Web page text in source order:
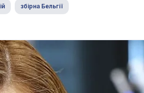
збірна Бельгії